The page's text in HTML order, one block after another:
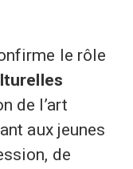
le rôle
de l’art
aux jeunes
de